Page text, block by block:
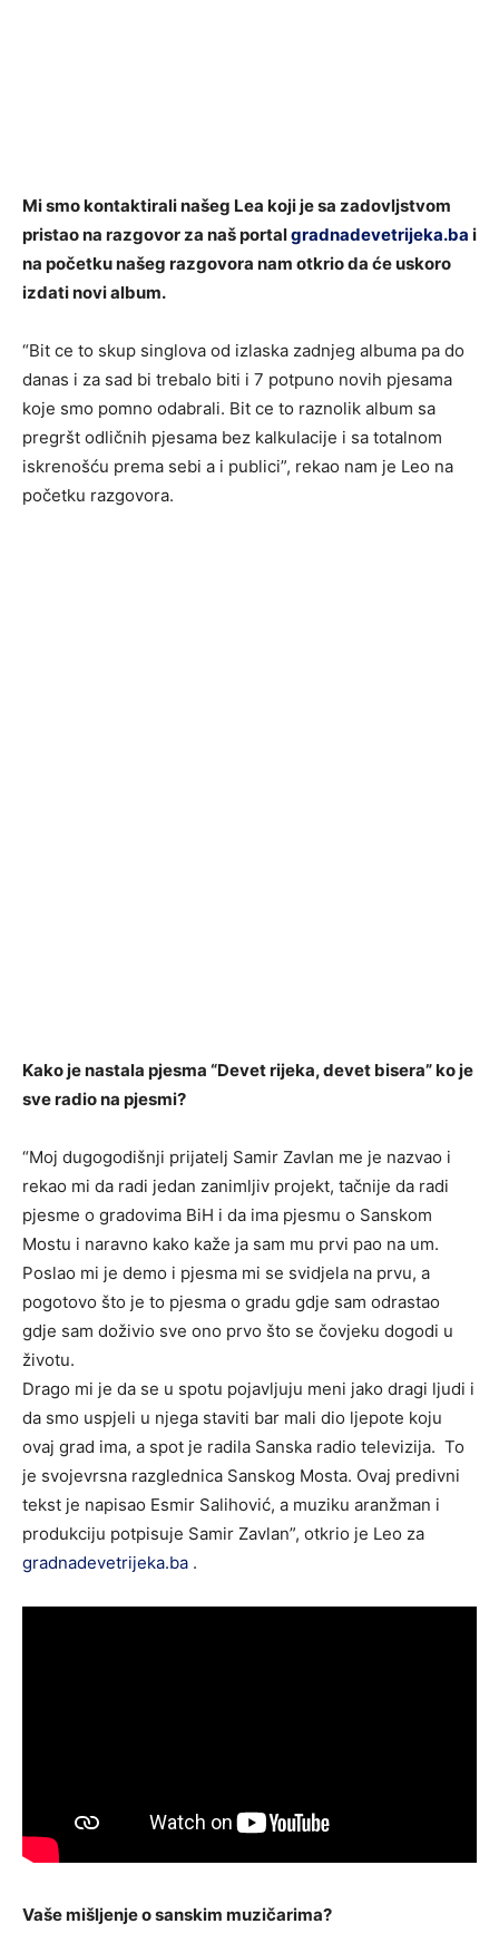
Mi smo kontaktirali našeg Lea koji je sa zadovljstvom
pristao na razgovor za naš portalgradnadevetrijeka.ba i
na početku našeg razgovora nam otkrio da će uskoro
izdati novi album.
“Bit ce to skup singlova od izlaska zadnjeg albuma pa do
danas i za sad bi trebalo biti i 7 potpuno novih pjesama
koje smo pomno odabrali. Bit ce to raznolik album sa
pregršt odličnih pjesama bez kalkulacije i sa totalnom
iskrenošću prema sebi a i publici”, rekao nam je Leo na
početku razgovora.
Kako je nastala pjesma “Devet rijeka, devet bisera” ko je
sve radio na pjesmi?
“Moj dugogodišnji prijatelj Samir Zavlan me je nazvao i
rekao mi da radi jedan zanimljiv projekt, tačnije da radi
pjesme o gradovima BiH i da ima pjesmu o Sanskom
Mostu i naravno kako kaže ja sam mu prvi pao na um.
Poslao mi je demo i pjesma mi se svidjela na prvu, a
pogotovo što je to pjesma o gradu gdje sam odrastao
gdje sam doživio sve ono prvo što se čovjeku dogodi u
životu.
Drago mi je da se u spotu pojavljuju meni jako dragi ljudi i
da smo uspjeli u njega staviti bar mali dio ljepote koju
ovaj grad ima, a spot je radila Sanska radio televizija. To
je svojevrsna razglednica Sanskog Mosta. Ovaj predivni
tekst je napisao Esmir Salihović, a muziku aranžman i
produkciju potpisuje Samir Zavlan”, otkrio je Leo za
gradnadevetrijeka.ba .
Vaše mišljenje o sanskim muzičarima?